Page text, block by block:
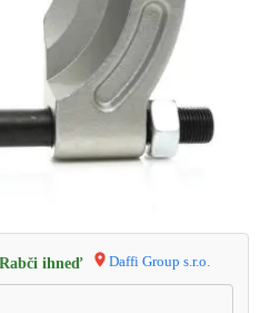
ihneď Daffi Group s.r.o.